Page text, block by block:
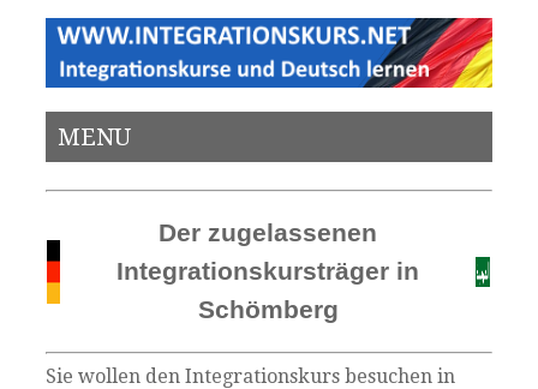
MENU
Der zugelassenen
Integrationskursträger in
Schömberg
Sie wollen den Integrationskurs besuchen in